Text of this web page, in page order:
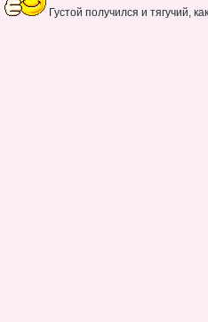
Густой получился и тягучий,